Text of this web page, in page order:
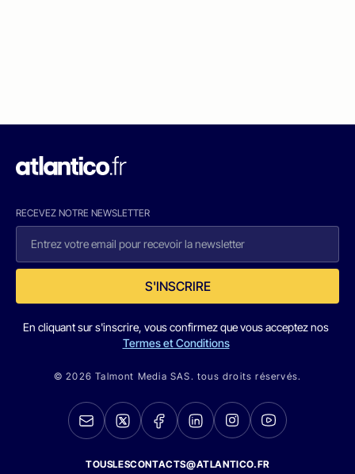
RECEVEZ NOTRE NEWSLETTER
S'INSCRIRE
En cliquant sur s'inscrire, vous confirmez que vous acceptez nos
Termes et Conditions
© 2026 Talmont Media SAS. tous droits réservés.
TOUSLESCONTACTS@ATLANTICO.FR